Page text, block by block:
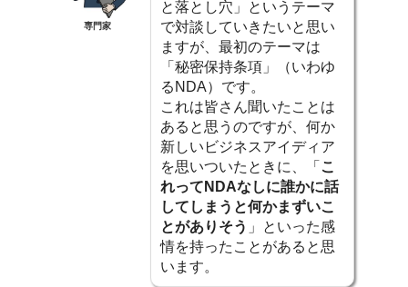
専門家
と落とし穴」というテーマ
で対談していきたいと思い
ますが、最初のテーマは
「秘密保持条項」（いわゆ
るNDA）です。
これは皆さん聞いたことは
あると思うのですが、何か
新しいビジネスアイディア
を思いついたときに、「 こ
れってNDAなしに誰かに話
してしまうと何かまずいこ
とがありそう 」といった感
情を持ったことがあると思
います。